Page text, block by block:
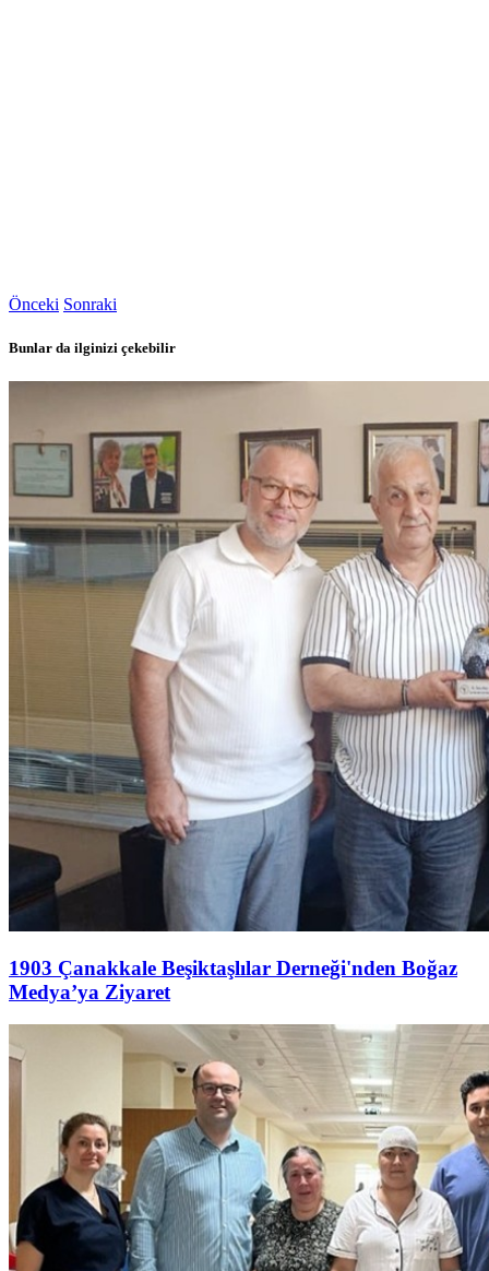
Önceki Sonraki
Bunlar da ilginizi çekebilir
1903 Çanakkale Beşiktaşlılar Derneği'nden Boğaz
Medya’ya Ziyaret